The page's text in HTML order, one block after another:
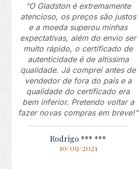
“O Gladston é extremamente
atencioso, os preços são justos
e a moeda superou minhas
expectativas, além do envio ser
muito rápido, o certificado de
autenticidade é de altíssima
qualidade. Já comprei antes de
vendedor de fora do país e a
qualidade do certificado era
bem inferior. Pretendo voltar a
fazer novas compras em breve!”
Rodrigo *** ***
10/09/2021